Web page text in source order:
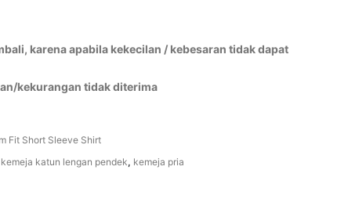
karena apabila kekecilan / kebesaran tidak dapat
kekurangan tidak diterima
Fit Short Sleeve Shirt
kemeja katun lengan pendek, kemeja pria